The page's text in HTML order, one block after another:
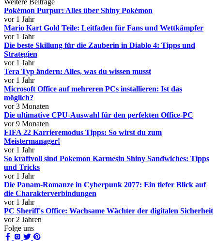
Weitere Beiträge
Pokémon Purpur: Alles über Shiny Pokémon
vor 1 Jahr
Mario Kart Gold Teile: Leitfaden für Fans und Wettkämpfer
vor 1 Jahr
Die beste Skillung für die Zauberin in Diablo 4: Tipps und
Strategien
vor 1 Jahr
Tera Typ ändern: Alles, was du wissen musst
vor 1 Jahr
Microsoft Office auf mehreren PCs installieren: Ist das
möglich?
vor 3 Monaten
Die ultimative CPU-Auswahl für den perfekten Office-PC
vor 9 Monaten
FIFA 22 Karrieremodus Tipps: So wirst du zum
Meistermanager!
vor 1 Jahr
So kraftvoll sind Pokemon Karmesin Shiny Sandwiches: Tipps
und Tricks
vor 1 Jahr
Die Panam-Romanze in Cyberpunk 2077: Ein tiefer Blick auf
die Charakterverbindungen
vor 1 Jahr
PC Sheriff's Office: Wachsame Wächter der digitalen Sicherheit
vor 2 Jahren
Folge uns